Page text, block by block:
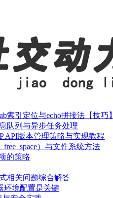
索引定位与echo拼接法【技巧】
队列与异步任务处理
API版本管理策略与实现教程
）与文件系统方法
的策略
相关问题综合解答
环境配置是关键